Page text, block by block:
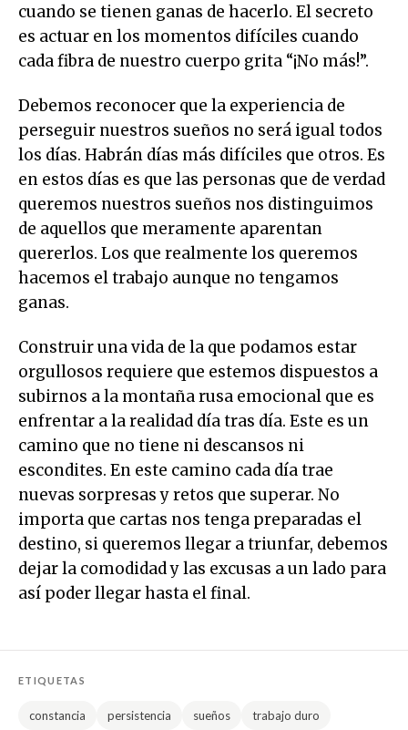
cuando se tienen ganas de hacerlo. El secreto
es actuar en los momentos difíciles cuando
cada fibra de nuestro cuerpo grita “¡No más!”.
Debemos reconocer que la experiencia de
perseguir nuestros sueños no será igual todos
los días. Habrán días más difíciles que otros. Es
en estos días es que las personas que de verdad
queremos nuestros sueños nos distinguimos
de aquellos que meramente aparentan
quererlos. Los que realmente los queremos
hacemos el trabajo aunque no tengamos
ganas.
Construir una vida de la que podamos estar
orgullosos requiere que estemos dispuestos a
subirnos a la montaña rusa emocional que es
enfrentar a la realidad día tras día. Este es un
camino que no tiene ni descansos ni
escondites. En este camino cada día trae
nuevas sorpresas y retos que superar. No
importa que cartas nos tenga preparadas el
destino, si queremos llegar a triunfar, debemos
dejar la comodidad y las excusas a un lado para
así poder llegar hasta el final.
ETIQUETAS
constancia persistencia sueños trabajo duro